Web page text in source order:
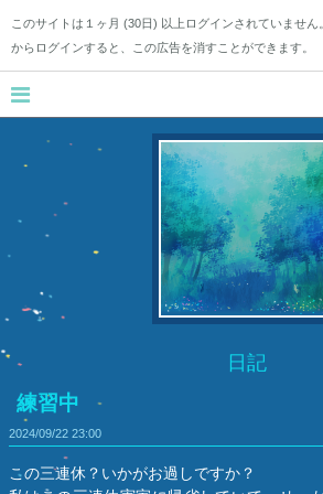
このサイトは１ヶ月 (30日) 以上ログインされていません
からログインすると、この広告を消すことができます。
日記
練習中
2024/09/22 23:00
この三連休？いかがお過しですか？